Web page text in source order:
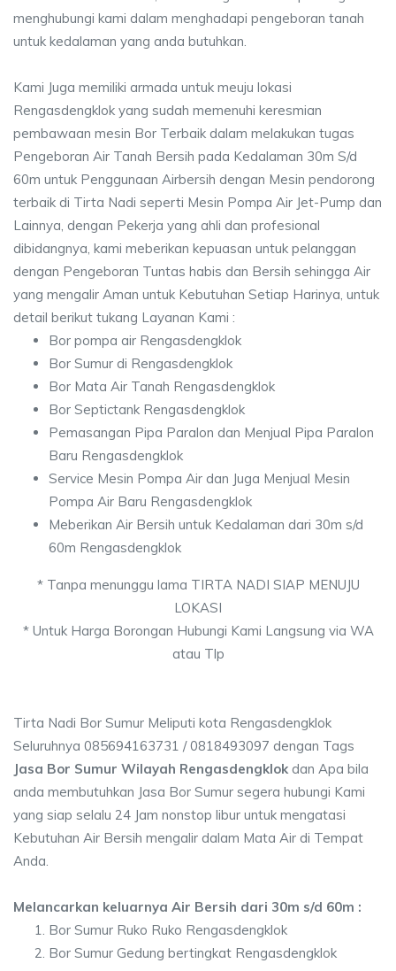
menghubungi kami dalam menghadapi pengeboran tanah
untuk kedalaman yang anda butuhkan.
Kami Juga memiliki armada untuk meuju lokasi
Rengasdengklok yang sudah memenuhi keresmian
pembawaan mesin Bor Terbaik dalam melakukan tugas
Pengeboran Air Tanah Bersih pada Kedalaman 30m S/d
60m untuk Penggunaan Airbersih dengan Mesin pendorong
terbaik di Tirta Nadi seperti Mesin Pompa Air Jet-Pump dan
Lainnya, dengan Pekerja yang ahli dan profesional
dibidangnya, kami meberikan kepuasan untuk pelanggan
dengan Pengeboran Tuntas habis dan Bersih sehingga Air
yang mengalir Aman untuk Kebutuhan Setiap Harinya, untuk
detail berikut tukang Layanan Kami :
Bor pompa air Rengasdengklok
Bor Sumur di Rengasdengklok
Bor Mata Air Tanah Rengasdengklok
Bor Septictank Rengasdengklok
Pemasangan Pipa Paralon dan Menjual Pipa Paralon
Baru Rengasdengklok
Service Mesin Pompa Air dan Juga Menjual Mesin
Pompa Air Baru Rengasdengklok
Meberikan Air Bersih untuk Kedalaman dari 30m s/d
60m Rengasdengklok
* Tanpa menunggu lama TIRTA NADI SIAP MENUJU
LOKASI
* Untuk Harga Borongan Hubungi Kami Langsung via WA
atau Tlp
Tirta Nadi Bor Sumur Meliputi kota Rengasdengklok
Seluruhnya 085694163731 / 0818493097 dengan Tags
Jasa Bor Sumur Wilayah Rengasdengklok dan Apa bila
anda membutuhkan Jasa Bor Sumur segera hubungi Kami
yang siap selalu 24 Jam nonstop libur untuk mengatasi
Kebutuhan Air Bersih mengalir dalam Mata Air di Tempat
Anda.
Melancarkan keluarnya Air Bersih dari 30m s/d 60m :
Bor Sumur Ruko Ruko Rengasdengklok
Bor Sumur Gedung bertingkat Rengasdengklok